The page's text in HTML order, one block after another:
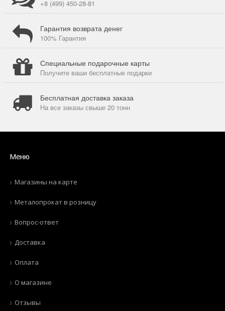
+8 (499) 450-28-81
Гарантия возврата денег
100% Гарантия
Специальные подарочные карты
Получите ваши бесплатные подарки
Бесплатная доставка заказа
На все заказы свыше 20 тонн
Меню
Магазины на карте
Металопрокат в розницу
Вопрос-ответ
Доставка
Оплата
О магазине
Отзывы